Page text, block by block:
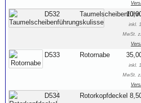
D532
inkl.
MwSt.
D533 Rotornabe
inkl.
MwSt.
D534 Rotorkopfdeckel